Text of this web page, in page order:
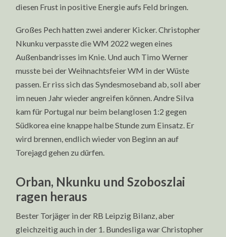
diesen Frust in positive Energie aufs Feld bringen.
Großes Pech hatten zwei anderer Kicker. Christopher
Nkunku verpasste die WM 2022 wegen eines
Außenbandrisses im Knie. Und auch Timo Werner
musste bei der Weihnachtsfeier WM in der Wüste
passen. Er riss sich das Syndesmoseband ab, soll aber
im neuen Jahr wieder angreifen können. Andre Silva
kam für Portugal nur beim belanglosen 1:2 gegen
Südkorea eine knappe halbe Stunde zum Einsatz. Er
wird brennen, endlich wieder von Beginn an auf
Torejagd gehen zu dürfen.
Orban, Nkunku und Szoboszlai
ragen heraus
Bester Torjäger in der RB Leipzig Bilanz, aber
gleichzeitig auch in der 1. Bundesliga war Christopher